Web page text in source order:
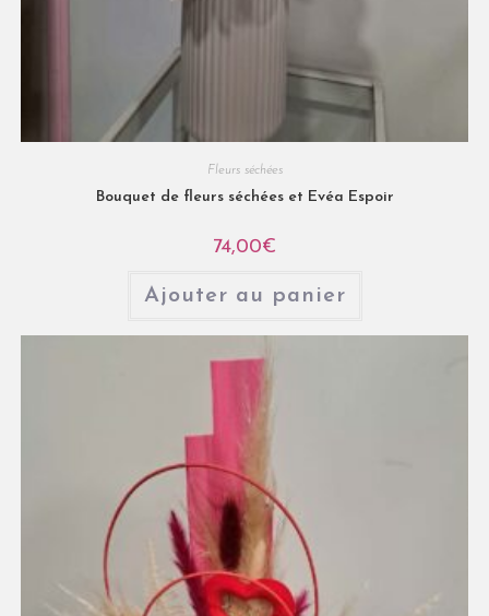
Fleurs séchées
Bouquet de fleurs séchées et Evéa Espoir
74,00€
Ajouter au panier